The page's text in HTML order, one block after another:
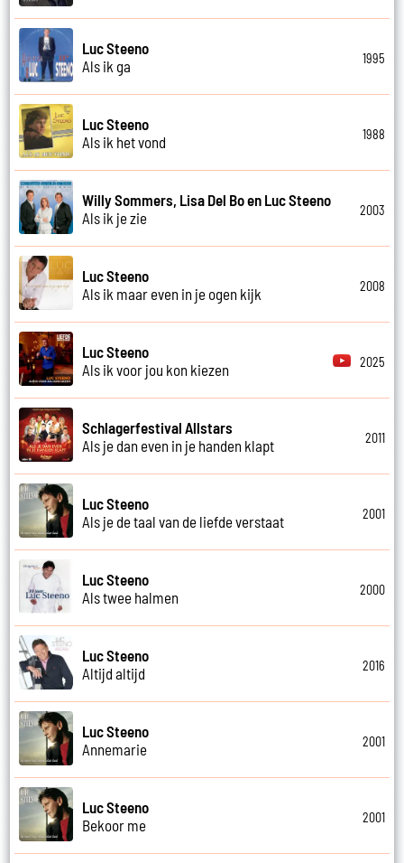
Luc Steeno
Als ik ga
1995
Luc Steeno
Als ik het vond
1988
Willy Sommers, Lisa Del Bo en Luc Steeno
Als ik je zie
2003
Luc Steeno
Als ik maar even in je ogen kijk
2008
Luc Steeno
Als ik voor jou kon kiezen
2025
Schlagerfestival Allstars
Als je dan even in je handen klapt
2011
Luc Steeno
Als je de taal van de liefde verstaat
2001
Luc Steeno
Als twee halmen
2000
Luc Steeno
Altijd altijd
2016
Luc Steeno
Annemarie
2001
Luc Steeno
Bekoor me
2001